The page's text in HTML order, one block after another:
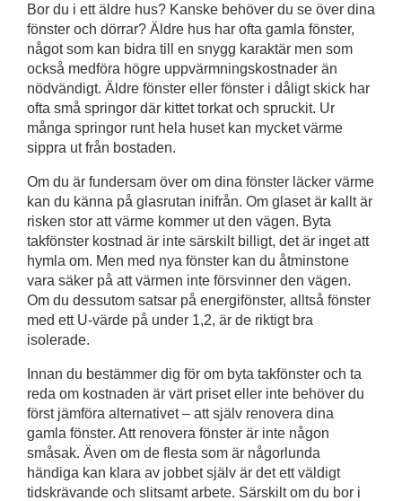
Bor du i ett äldre hus? Kanske behöver du se över dina
fönster och dörrar? Äldre hus har ofta gamla fönster,
något som kan bidra till en snygg karaktär men som
också medföra högre uppvärmningskostnader än
nödvändigt. Äldre fönster eller fönster i dåligt skick har
ofta små springor där kittet torkat och spruckit. Ur
många springor runt hela huset kan mycket värme
sippra ut från bostaden.
Om du är fundersam över om dina fönster läcker värme
kan du känna på glasrutan inifrån. Om glaset är kallt är
risken stor att värme kommer ut den vägen. Byta
takfönster kostnad är inte särskilt billigt, det är inget att
hymla om. Men med nya fönster kan du åtminstone
vara säker på att värmen inte försvinner den vägen.
Om du dessutom satsar på energifönster, alltså fönster
med ett U-värde på under 1,2, är de riktigt bra
isolerade.
Innan du bestämmer dig för om byta takfönster och ta
reda om kostnaden är värt priset eller inte behöver du
först jämföra alternativet – att själv renovera dina
gamla fönster. Att renovera fönster är inte någon
småsak. Även om de flesta som är någorlunda
händiga kan klara av jobbet själv är det ett väldigt
tidskrävande och slitsamt arbete. Särskilt om du bor i